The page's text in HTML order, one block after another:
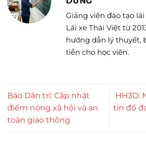
Giảng viên đào tạo
Lái xe Thái Việt từ
hướng dẫn lý thuyết,
tiễn cho học viên.
Báo Dân trí: Cập nhật
điểm nóng xã hội và an
toàn giao thông
HH3D:
tín đồ